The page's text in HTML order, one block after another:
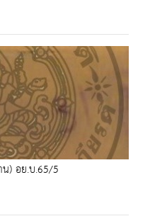
) อย.บ.65/5